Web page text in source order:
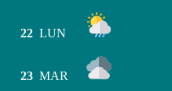
22 LUN
23 MAR